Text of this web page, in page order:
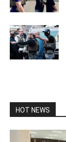
HOT NEWS